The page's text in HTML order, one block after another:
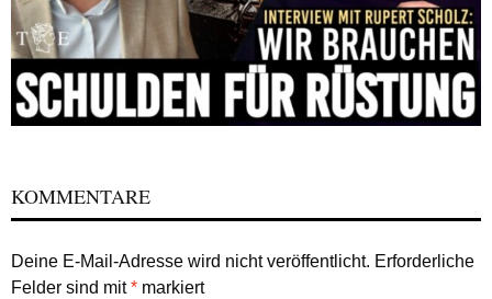
KOMMENTARE
Deine E-Mail-Adresse wird nicht veröffentlicht. Erforderliche
Felder sind mit* markiert